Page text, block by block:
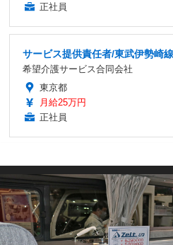
正社員
サービス提供責任者/東武伊勢崎
希望介護サービス合同会社
東京都
月給25万円
正社員